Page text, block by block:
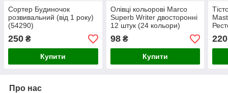
Сортер Будиночок
розвивальний (від 1 року)
(54290)
250 ₴
Купити
Олівці кольорові Marco
Superb Writer двосторонні
12 штук (24 кольори)
98₴
Купити
220
Про нас